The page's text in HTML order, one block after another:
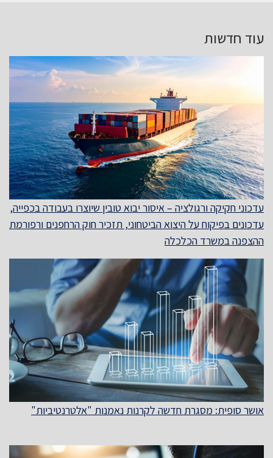
עוד חדשות
עדכוני חקיקה ורגולציה – איסור יבוא טובין שיוצרו בעבודה בכפייה,
עדכונים בפיקוח על היצוא הביטחוני, תזכיר חוק הרחפנים ורפורמת
ההצפנה במשרד הכלכלה
אושר סופית: מסגרת חדשה לקרנות נאמנות "אלטרנטיביות"